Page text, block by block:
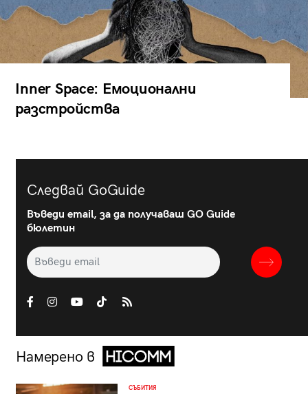
Inner Space: Емоционални
разстройства
Следвай GoGuide
Въведи email, за да получаваш GO Guide
бюлетин
Намерено в
СЪБИТИЯ